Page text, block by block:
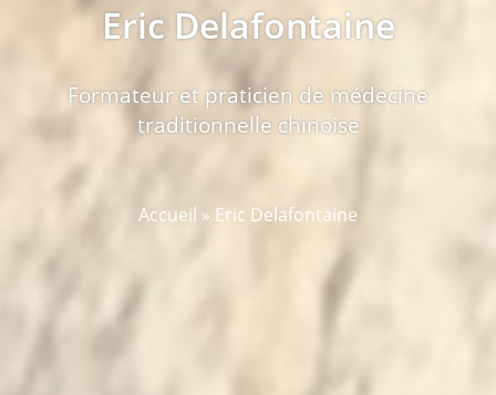
Eric Delafontaine
Formateur et praticien de médecine
traditionnelle chinoise
Accueil » Eric Delafontaine